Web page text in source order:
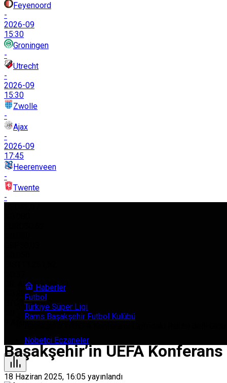
Feyenoord
-
2026-09
15:30
Groningen
-
Utrecht
-
2026-09
15:30
Zwolle
-
Ajax
-
2026-09
17:45
Heerenveen
-
Twente
-
GR. ALTIN 5.966,21
%0.22
0,000000
9 Ağustos 2026, Paz
Nöbetçi Eczaneler
Haberler
Futbol
Türkiye Süper Ligi
Rams Başakşehir Futbol Kulübü
Başakşehir’in UEFA
18 Haziran 2025, 16:05 yayınlandı